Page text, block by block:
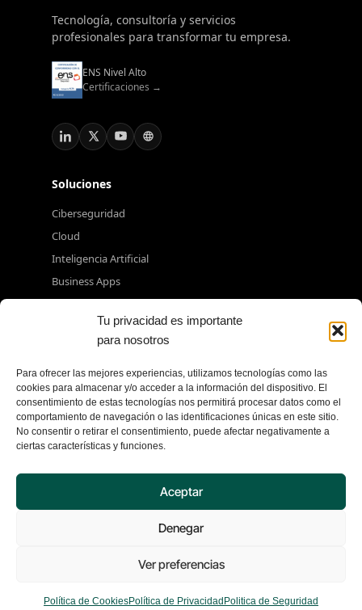
Tu privacidad es importante
para nosotros
Para ofrecer las mejores experiencias, utilizamos tecnologías como las
cookies para almacenar y/o acceder a la información del dispositivo. El
consentimiento de estas tecnologías nos permitirá procesar datos como el
comportamiento de navegación o las identificaciones únicas en este sitio.
No consentir o retirar el consentimiento, puede afectar negativamente a
ciertas características y funciones.
Aceptar
Denegar
Ver preferencias
Política de CookiesPolítica de Privacidad Politica de Seguridad
Tecnología, consultoría y servicios
profesionales para transformar tu empresa.
ENS Nivel Alto
Certificaciones →
Soluciones
Ciberseguridad
Cloud
Inteligencia Artificial
Business Apps
Data & Analytics
Servicios
Estrategia
Implementación
Modernización
Gestión de servicios
Energía